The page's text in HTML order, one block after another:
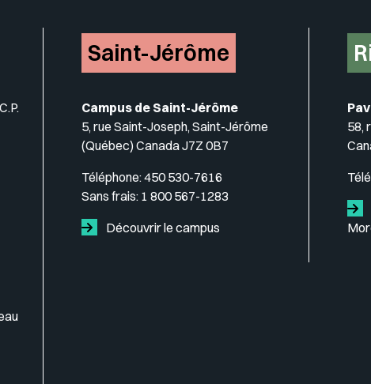
Saint-Jérôme
Campus de Saint-Jérôme
5, rue Saint-Joseph, Saint-Jérôme
(Québec) Canada J7Z 0B7
Téléphone:450 530-7616
Sans frais: 1 800 567-1283
Découvrir le campus
58,